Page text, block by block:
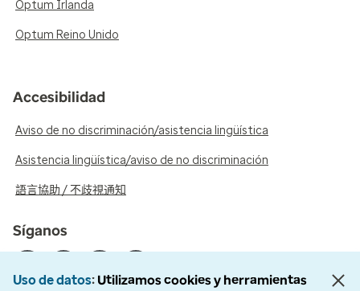
Optum Irlanda
Optum Reino Unido
Accesibilidad
Aviso de no discriminación/asistencia lingüística
Asistencia lingüística/aviso de no discriminación
語言協助 / 不歧視通知
Síganos
Uso de datos Utilizamos cookies y herramientas